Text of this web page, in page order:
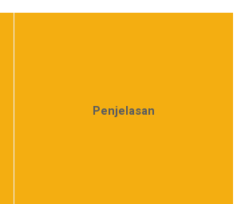
Penjelasan